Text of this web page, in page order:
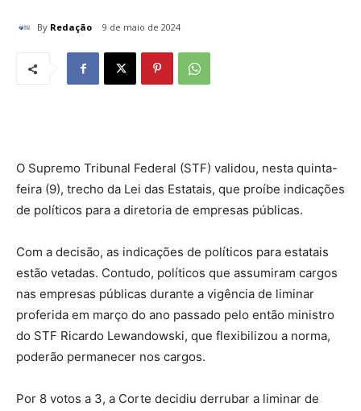
By Redação 9 de maio de 2024
O Supremo Tribunal Federal (STF) validou, nesta quinta-
feira (9), trecho da Lei das Estatais, que proíbe indicações
de políticos para a diretoria de empresas públicas.
Com a decisão, as indicações de políticos para estatais
estão vetadas. Contudo, políticos que assumiram cargos
nas empresas públicas durante a vigência de liminar
proferida em março do ano passado pelo então ministro
do STF Ricardo Lewandowski, que flexibilizou a norma,
poderão permanecer nos cargos.
Por 8 votos a 3, a Corte decidiu derrubar a liminar de